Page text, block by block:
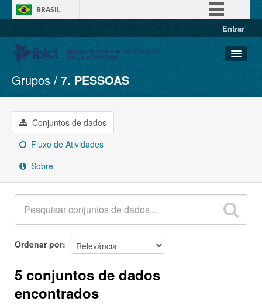
BRASIL
Entrar
Conjuntos de dados
Organizações
Grupos
Sobre
Grupos 7. PESSOAS
Conjuntos de dados
Fluxo de Atividades
Sobre
Ordenar por
5 conjuntos de dados
encontrados